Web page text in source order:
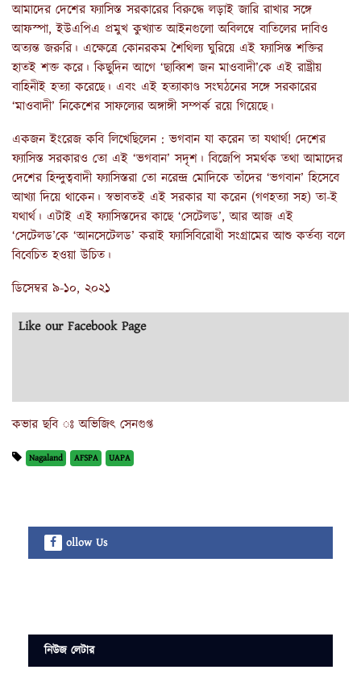
আমাদের দেশের ফ্যাসিস্ত সরকারের বিরুদ্ধে লড়াই জারি রাখার সঙ্গে
আফস্পা, ইউএপিএ প্রমুখ কুখ্যাত আইনগুলো অবিলম্বে বাতিলের দাবিও
অত্যন্ত জরুরি। এক্ষেত্রে কোনরকম শৈথিল্য ঘুরিয়ে এই ফ্যাসিস্ত শক্তির
হাতই শক্ত করে। কিছুদিন আগে ‘ছাব্বিশ জন মাওবাদী’কে এই রাষ্ট্রীয়
বাহিনীই হত্যা করেছে। এবং এই হত্যাকাণ্ড সংঘঠনের সঙ্গে সরকারের
‘মাওবাদী’ নিকেশের সাফল্যের অঙ্গাঙ্গী সম্পর্ক রয়ে গিয়েছে।
একজন ইংরেজ কবি লিখেছিলেন : ভগবান যা করেন তা যথার্থ! দেশের
ফ্যাসিস্ত সরকারও তো এই ‘ভগবান’ সদৃশ। বিজেপি সমর্থক তথা আমাদের
দেশের হিন্দুত্ববাদী ফ্যাসিস্তরা তো নরেন্দ্র মোদিকে তাঁদের ‘ভগবান’ হিসেবে
আখ্যা দিয়ে থাকেন। স্বভাবতই এই সরকার যা করেন (গণহত্যা সহ) তা-ই
যথার্থ। এটাই এই ফ্যাসিস্তদের কাছে ‘সেটেলড’, আর আজ এই
‘সেটেলড’কে ‘আনসেটেলড’ করাই ফ্যাসিবিরোধী সংগ্রামের আশু কর্তব্য বলে
বিবেচিত হওয়া উচিত।
ডিসেম্বর ৯-১০, ২০২১
Like our Facebook Page
কভার ছবি ঃ অভিজিৎ সেনগুপ্ত
Nagaland AFSPA UAPA
ollow Us
নিউজ লেটার